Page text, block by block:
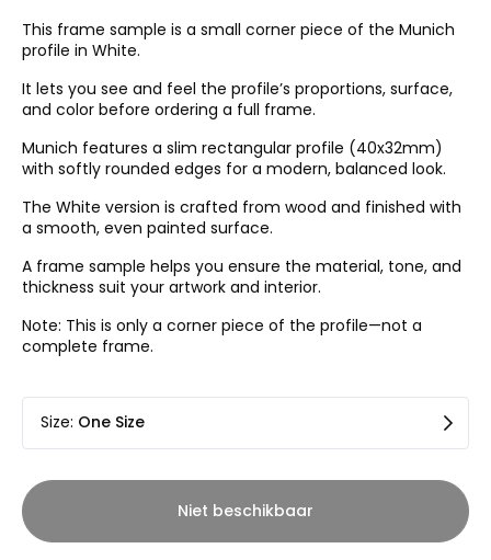
This frame sample is a small corner piece of the Munich
profile in White.
It lets you see and feel the profile’s proportions, surface,
and color before ordering a full frame.
Munich features a slim rectangular profile (40x32mm)
with softly rounded edges for a modern, balanced look.
The White version is crafted from wood and finished with
a smooth, even painted surface.
A frame sample helps you ensure the material, tone, and
thickness suit your artwork and interior.
Note: This is only a corner piece of the profile—not a
complete frame.
Size: One Size
Niet beschikbaar